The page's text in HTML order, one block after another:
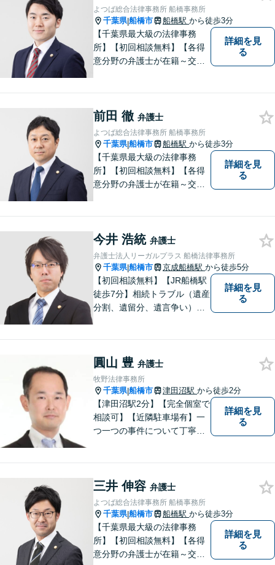
よつば総合法律事務所 船橋事務所
千葉県|船橋市 船橋駅 から徒歩3分
【千葉県最大級の法律事務
所】【初回相談無料】【各得
意分野の弁護士が在籍～交通
詳細を見
る
前田 徹 弁護士
よつば総合法律事務所 船橋事務所
千葉県|船橋市 船橋駅 から徒歩3分
【千葉県最大級の法律事務
所】【初回相談無料】【各得
意分野の弁護士が在籍～交通
詳細を見
る
今井 浩統 弁護士
弁護士法人リーガルプラス 船橋法律事務所
千葉県|船橋市 京成船橋駅 から徒歩5分
【初回相談無料】【JR船橋駅
徒歩7分】相続トラブル（遺産
分割、遺留分、遺言争い）、
詳細を見
る
圓山 豊 弁護士
牧野法律事務所
千葉県|船橋市 津田沼駅 から徒歩2分
【津田沼駅2分】【完全個室で
相談可】【近隣駐車場有】一
つ一つの事件について丁寧に
市の牧野法律事務所へお気軽
にご相談下さい。
詳細を見
る
三井 伸容 弁護士
よつば総合法律事務所 船橋事務所
千葉県|船橋市 船橋駅 から徒歩3分
【千葉県最大級の法律事務
所】【初回相談無料】【各得
意分野の弁護士が在籍～交通
詳細を見
る